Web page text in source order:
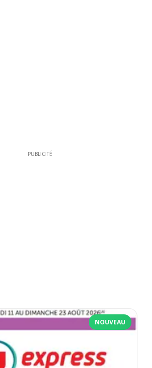
PUBLICITÉ
NOUVEAU